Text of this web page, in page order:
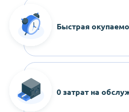
Быстрая
0 затрат на